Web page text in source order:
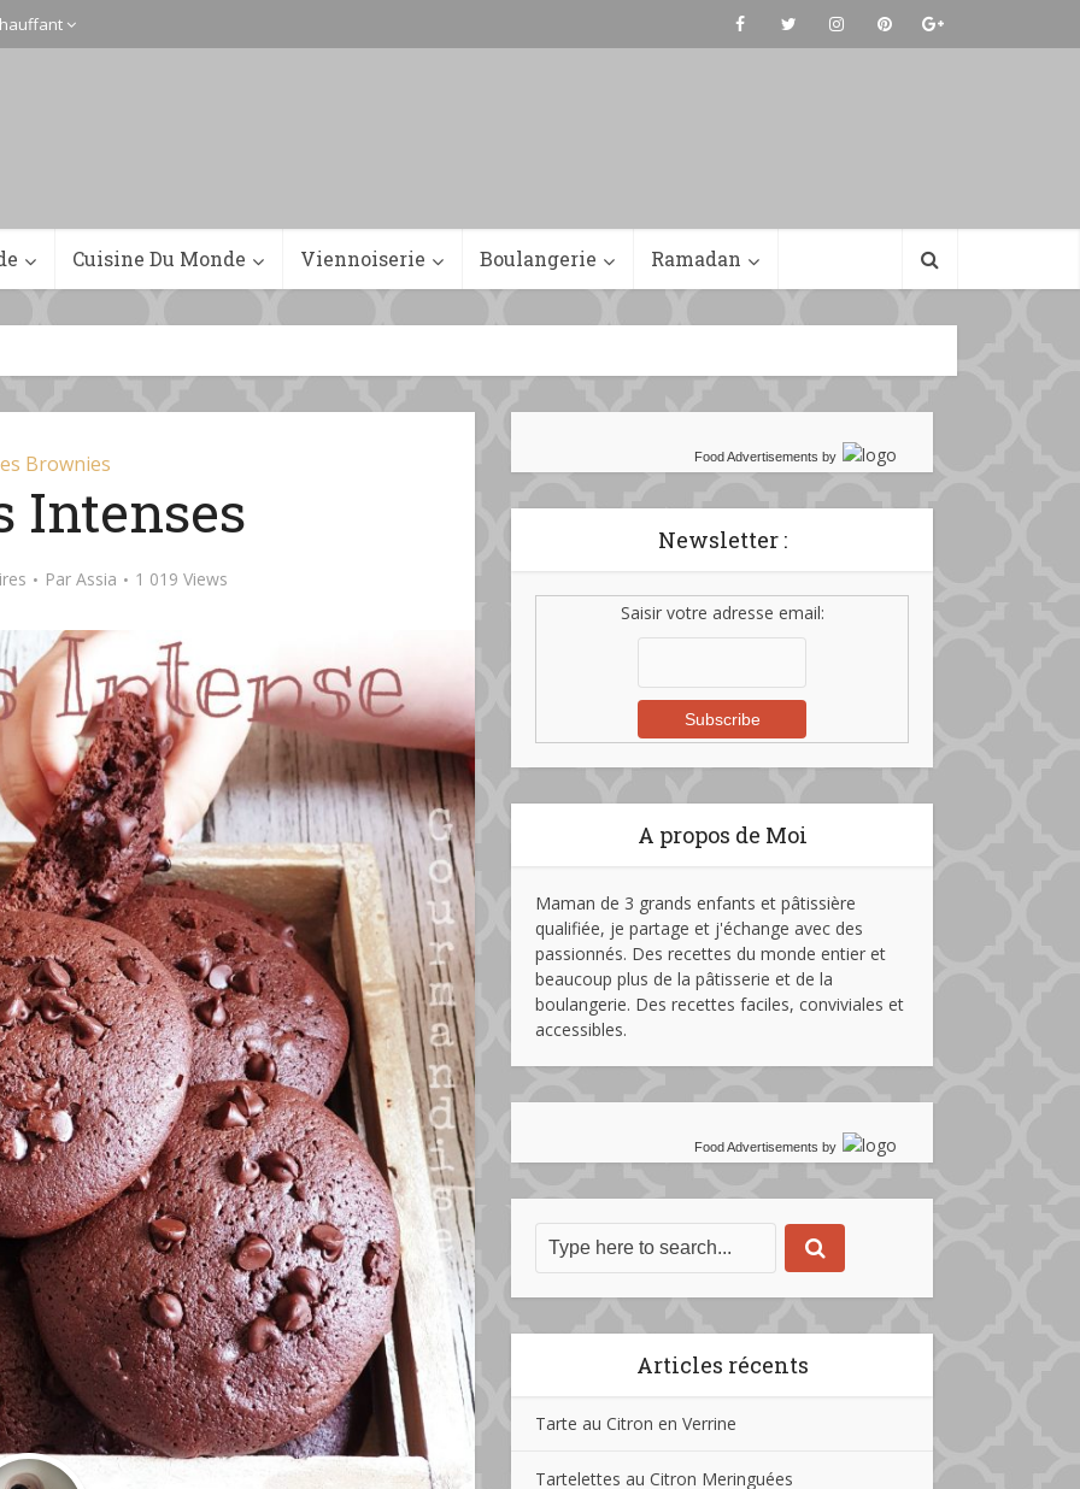
Cuisine Du Monde Viennoiserie Boulangerie Ramadan
Brownies
Intenses
Par Assia 1 019 Views
Food Advertisements by
Newsletter :
Saisir votre adresse email:
A propos de Moi
Maman de 3 grands enfants et pâtissière
qualifiée, je partage et j'échange avec des
passionnés. Des recettes du monde entier et
beaucoup plus de la pâtisserie et de la
boulangerie. Des recettes faciles, conviviales et
accessibles.
Food Advertisements by
Articles récents
Tarte au Citron en Verrine
Tartelettes au Citron Meringuées